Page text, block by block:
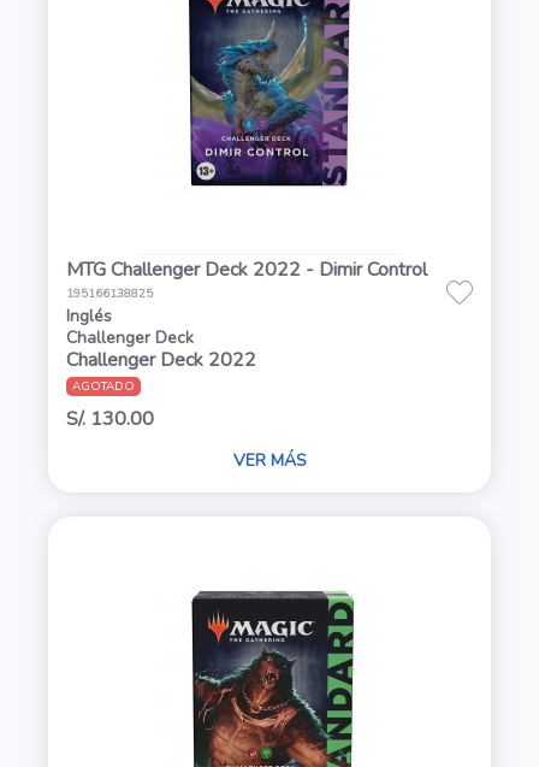
MTG Challenger Deck 2022 - Dimir Control
195166138825
Inglés
Challenger Deck
Challenger Deck 2022
AGOTADO
S/. 130.00
VER MÁS